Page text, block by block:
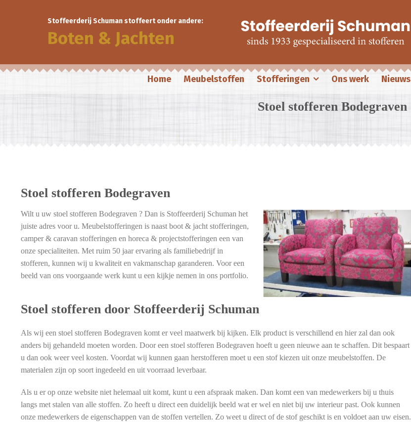
Stoffeerderij Schuman stoffeert onder andere:
Boten & Jachten
Home Meubelstoffen Stofferingen Ons werk Nieuws
Stoel stofferen Bodegraven
Stoel stofferen Bodegraven
Wilt u uw stoel stofferen Bodegraven ? Dan is Stoffeerderij Schuman het
juiste adres voor u. Meubelstofferingen is naast boot & jacht stofferingen,
camper & caravan stofferingen en horeca & projectstofferingen een van
onze specialiteiten. Met ruim 50 jaar ervaring als familiebedrijf in
stofferen, kunnen wij u kwaliteit en vakmanschap garanderen. Voor een
beeld van ons voorgaande werk kunt u een kijkje nemen in ons portfolio.
Stoel stofferen door Stoffeerderij Schuman
Als wij een stoel stofferen Bodegraven komt er veel maatwerk bij kijken. Elk product is verschillend en hier zal dan ook
anders bij gehandeld moeten worden. Door een stoel stofferen Bodegraven hoeft u geen nieuwe aan te schaffen. Dit bespaart
u dan ook weer veel kosten. Voordat wij kunnen gaan herstofferen moet u een stof kiezen uit onze meubelstoffen. De
materialen zijn op soort ingedeeld en uit voorraad leverbaar.
Als u er op onze website niet helemaal uit komt, kunt u een afspraak maken. Dan komt een van medewerkers bij u thuis
langs met stalen van alle stoffen. Zo heeft u direct een duidelijk beeld wat er wel en niet bij uw interieur past. Ook kunnen
onze medewerkers de eigenschappen van de stoffen vertellen. Zo weet u direct of de stof geschikt is en voldoet aan uw eisen.